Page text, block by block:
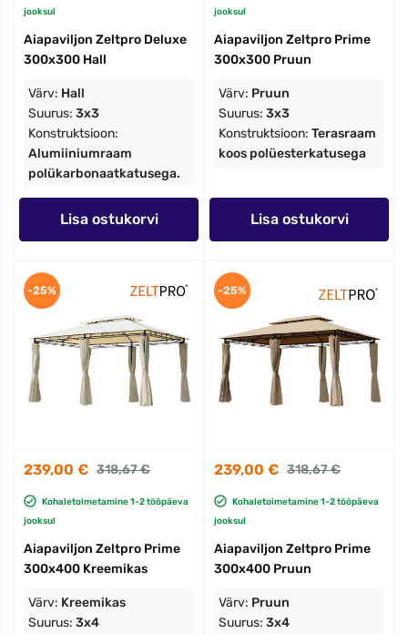
jooksul
Aiapaviljon Zeltpro Deluxe
300x300 Hall
Värv: Hall
Suurus: 3x3
Konstruktsioon:
Alumiiniumraam
polükarbonaatkatusega.
Lisa ostukorvi
jooksul
Aiapaviljon Zeltpro Prime
300x300 Pruun
Värv: Pruun
Suurus: 3x3
Konstruktsioon: Terasraam
koos polüesterkatusega
Lisa ostukorvi
239,00 € 318,67 €
Kohaletoimetamine 1-2 tööpäeva
jooksul
Aiapaviljon Zeltpro Prime
300x400 Kreemikas
Värv: Kreemikas
Suurus: 3x4
-25%
239,00 € 318,67 €
Kohaletoimetamine 1-2 tööpäeva
jooksul
Aiapaviljon Zeltpro Prime
300x400 Pruun
Värv: Pruun
Suurus: 3x4
-25%